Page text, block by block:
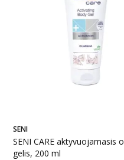
SENI
SENI CARE aktyvuojamasis
gelis, 200 ml